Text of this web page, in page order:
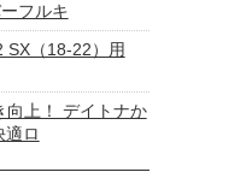
フルキ
SX（18-22）用
向上！ デイトナか
適ロ